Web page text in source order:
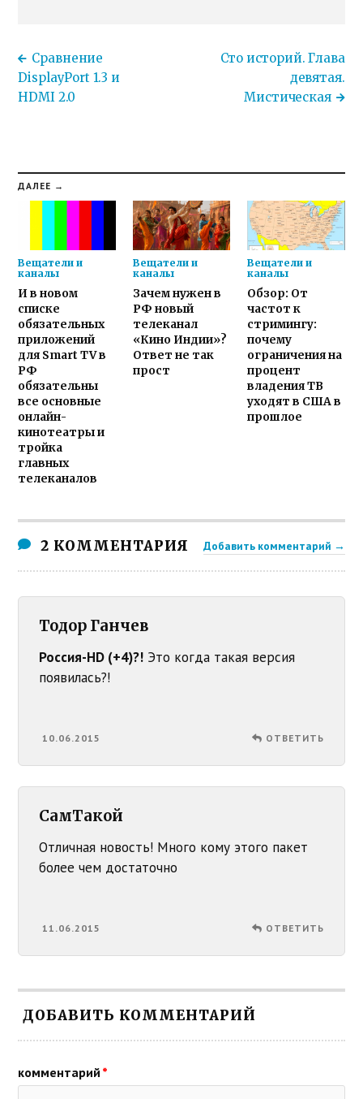
Сравнение
DisplayPort 1.3 и
HDMI 2.0
Сто историй. Глава
девятая.
Мистическая
ДАЛЕЕ →
Вещатели и
каналы
И в новом
списке
обязательных
приложений
для Smart TV в
РФ
обязательны
все основные
онлайн-
кинотеатры и
тройка
главных
телеканалов
Вещатели и
каналы
Зачем нужен в
РФ новый
телеканал
«Кино Индии»?
Ответ не так
прост
Вещатели и
каналы
Обзор: От
частот к
стримингу:
почему
ограничения на
процент
владения ТВ
уходят в США в
прошлое
2 КОММЕНТАРИЯ Добавить комментарий →
Тодор Ганчев
Россия-HD (+4)?! Это когда такая версия
появилась?!
10.06.2015 ОТВЕТИТЬ
СамТакой
Отличная новость! Много кому этого пакет
более чем достаточно
11.06.2015 ОТВЕТИТЬ
ДОБАВИТЬ КОММЕНТАРИЙ
комментарий *